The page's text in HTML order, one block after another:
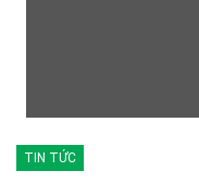
TIN TỨC